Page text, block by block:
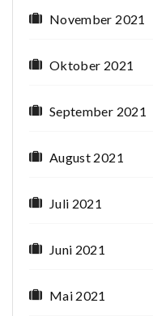
November 2021
Oktober 2021
September 2021
August 2021
Juli 2021
Juni 2021
Mai 2021